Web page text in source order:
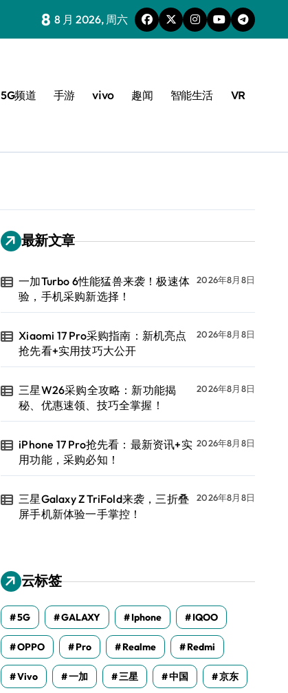
8 8 月 2026, 周六
5G频道 手游 vivo 趣闻 智能生活 VR
最新文章
一加Turbo 6性能猛兽来袭！极速体
验，手机采购新选择！
2026年8月8日
Xiaomi 17 Pro采购指南：新机亮点
抢先看+实用技巧大公开
2026年8月8日
三星W26采购全攻略：新功能揭
秘、优惠速领、技巧全掌握！
2026年8月8日
iPhone 17 Pro抢先看：最新资讯+实
用功能，采购必知！
2026年8月8日
三星Galaxy Z TriFold来袭，三折叠
屏手机新体验一手掌控！
2026年8月8日
云标签
5G GALAXY Iphone IQOO
OPPO Pro Realme Redmi
Vivo 一加 三星 中国 京东